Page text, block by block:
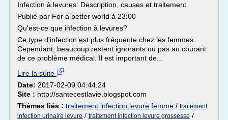
Infection à levures: Description, causes et traitement
Publié par For a better world à 23:00
Qu'est-ce que infection à levures?
Ce type d'infection est plus fréquente chez les femmes.
Cependant, beaucoup restent ignorants ou pas au courant
de ce problème médical. Il est important de...
Lire la suite
Date: 2017-02-09 04:44:24
Site : http://santecestlavie.blogspot.com
Thèmes liés : traitement infection levure femme / traitement
infection urinaire levure / traitement infection levure grossesse /